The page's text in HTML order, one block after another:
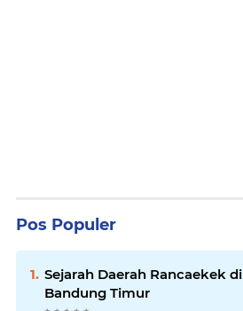
Pos Populer
Sejarah Daerah Rancaekek di
Bandung Timur